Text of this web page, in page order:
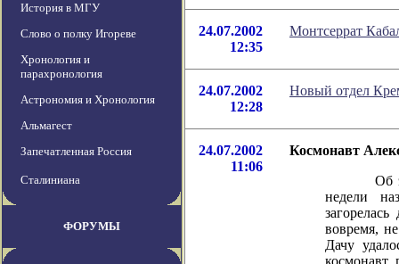
История в МГУ
Слово о полку Игореве
Хронология и
парахронология
Астрономия и Хронология
Альмагест
Запечатленная Россия
Сталиниана
ФОРУМЫ
24.07.2002
12:35
Монтсеррат
24.07.2002
12:28
Новый отдел
24.07.2002
11:06
Космонавт
Об этой
недели
вовремя,
Дачу